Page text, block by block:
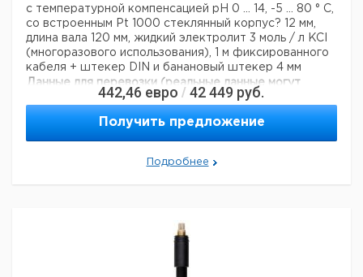
с температурной компенсацией pH 0 ... 14, -5 ... 80 ° C,
со встроенным Pt 1000 стеклянный корпус? 12 мм,
длина вала 120 мм, жидкий электролит 3 моль / л KCI
(многоразового использования), 1 м фиксированного
кабеля + штекер DIN и банановый штекер 4 мм
Данные для перевозки (реальные данные могут
Страна происхождения:Германия
442,46 евро / 42 449 руб.
Получить предложение
Подробнее